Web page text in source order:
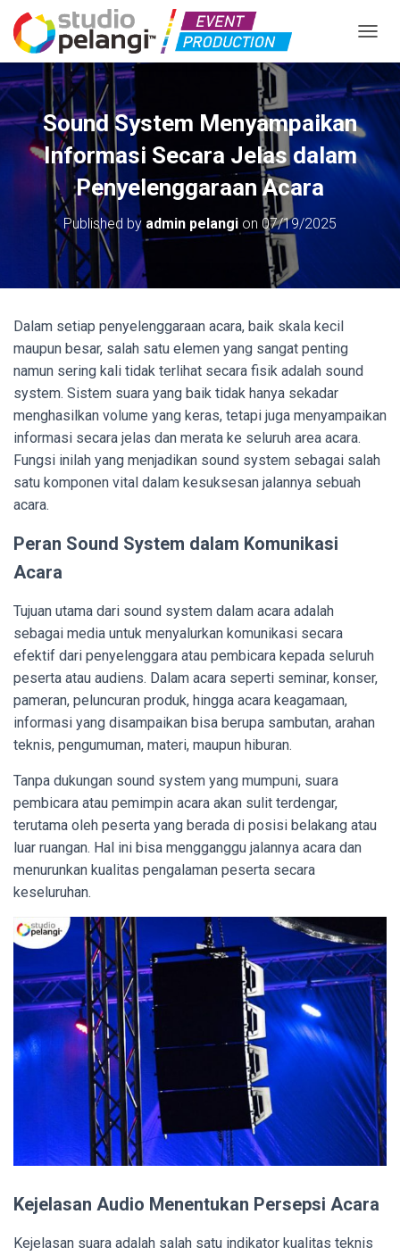
Sound System Menyampaikan
Informasi Secara Jelas dalam
Penyelenggaraan Acara
Published by admin pelangi on 07/19/2025
Dalam setiap penyelenggaraan acara, baik skala kecil
maupun besar, salah satu elemen yang sangat penting
namun sering kali tidak terlihat secara fisik adalah sound
system. Sistem suara yang baik tidak hanya sekadar
menghasilkan volume yang keras, tetapi juga menyampaikan
informasi secara jelas dan merata ke seluruh area acara.
Fungsi inilah yang menjadikan sound system sebagai salah
satu komponen vital dalam kesuksesan jalannya sebuah
acara.
Peran Sound System dalam Komunikasi
Acara
Tujuan utama dari sound system dalam acara adalah
sebagai media untuk menyalurkan komunikasi secara
efektif dari penyelenggara atau pembicara kepada seluruh
peserta atau audiens. Dalam acara seperti seminar, konser,
pameran, peluncuran produk, hingga acara keagamaan,
informasi yang disampaikan bisa berupa sambutan, arahan
teknis, pengumuman, materi, maupun hiburan.
Tanpa dukungan sound system yang mumpuni, suara
pembicara atau pemimpin acara akan sulit terdengar,
terutama oleh peserta yang berada di posisi belakang atau
luar ruangan. Hal ini bisa mengganggu jalannya acara dan
menurunkan kualitas pengalaman peserta secara
keseluruhan.
Kejelasan Audio Menentukan Persepsi Acara
Kejelasan suara adalah salah satu indikator kualitas teknis